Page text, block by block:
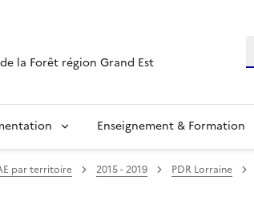
la Forêt région Grand Est
Enseignement & Formation
par territoire 2015 - 2019 PDR Lorraine